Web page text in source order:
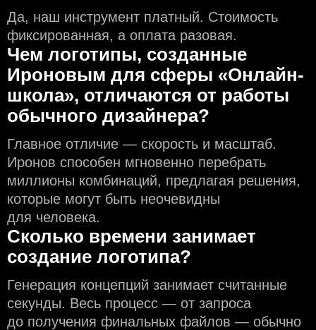
Да, наш инструмент платный. Стоимость
фиксированная, а оплата разовая.
Чем логотипы, созданные
Ироновым для сферы «Онлайн-
школа», отличаются от работы
обычного дизайнера?
Главное отличие — скорость и масштаб.
Иронов способен мгновенно перебрать
миллионы комбинаций, предлагая решения,
которые могут быть неочевидны
для человека.
Сколько времени занимает
создание логотипа?
Генерация концепций занимает считанные
секунды. Весь процесс — от запроса
до получения финальных файлов — обычно